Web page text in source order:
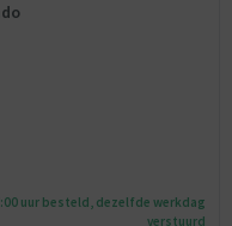
uur besteld, dezelfde werkdag
verstuurd